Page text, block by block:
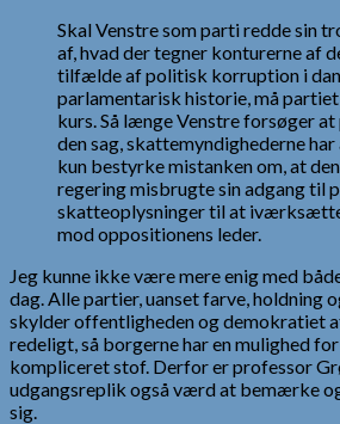
Skal Venstre som parti redde sin
af, hvad der tegner konturerne af
tilfælde af politisk korruption i
parlamentarisk historie, må
kurs. Så længe Venstre forsøger at
den sag, skattemyndighederne
kun bestyrke mistanken om, at
regering misbrugte sin adgang til
skatteoplysninger til at
mod oppositionens leder.
Jeg kunne ikke være mere enig med
dag. Alle partier, uanset farve, holdning
skylder offentligheden og demokratiet
redeligt, så borgerne har en mulighed
kompliceret stof. Derfor er professor
udgangsreplik også værd at bemærke
sig.